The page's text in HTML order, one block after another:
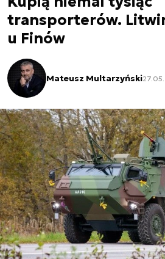
transporterów.
u Finów
Mateusz Multarzyński